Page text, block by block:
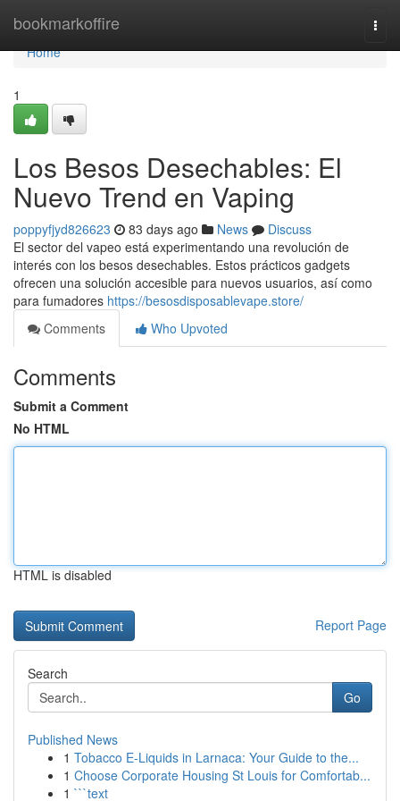
bookmarkoffire
Home
Home
1
Los Besos Desechables: El
Nuevo Trend en Vaping
poppyfjyd826623 83 days ago News
Discuss
El sector del vapeo está experimentando una revolución de
interés con los besos desechables. Estos prácticos gadgets
ofrecen una solución accesible para nuevos usuarios, así como
para fumadores https://besosdisposablevape.store/
Comments
Who Upvoted
Comments
Submit a Comment
No HTML
HTML is disabled
Report Page
Search
Go
Published News
1 Tobacco E-Liquids in Larnaca: Your Guide to the...
1 Choose Corporate Housing St Louis for Comfortab...
1 ```text